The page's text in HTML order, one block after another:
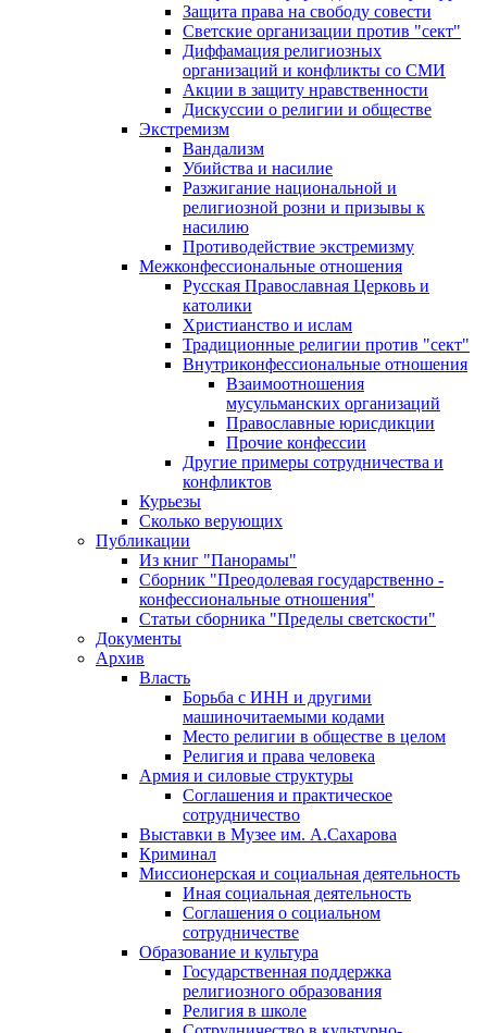
Защита права на свободу совести
Светские организации против "сект"
Диффамация религиозных
организаций и конфликты со СМИ
Акции в защиту нравственности
Дискуссии о религии и обществе
Экстремизм
Вандализм
Убийства и насилие
Разжигание национальной и
религиозной розни и призывы к
насилию
Противодействие экстремизму
Межконфессиональные отношения
Русская Православная Церковь и
католики
Христианство и ислам
Традиционные религии против "сект"
Внутриконфессиональные отношения
Взаимоотношения
мусульманских организаций
Православные юрисдикции
Прочие конфессии
Другие примеры сотрудничества и
конфликтов
Курьезы
Сколько верующих
Публикации
Из книг "Панорамы"
Сборник "Преодолевая государственно -
конфессиональные отношения"
Статьи сборника "Пределы светскости"
Документы
Архив
Власть
Борьба с ИНН и другими
машиночитаемыми кодами
Место религии в обществе в целом
Религия и права человека
Армия и силовые структуры
Соглашения и практическое
сотрудничество
Выставки в Музее им. А.Сахарова
Криминал
Миссионерская и социальная деятельность
Иная социальная деятельность
Соглашения о социальном
сотрудничестве
Образование и культура
Государственная поддержка
религиозного образования
Религия в школе